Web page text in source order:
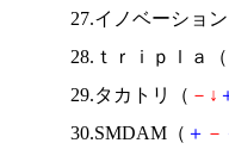
27.イノベーショ
28.ｔｒｉｐｌａ（
29.タカトリ（ － ↓
30.SMDAM（ ＋ －